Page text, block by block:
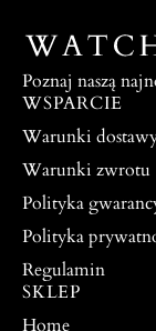
Poznaj naszą
WSPARCIE
Warunki
Warunki zwrotu
Polityka
Polityka
Regulamin
SKLEP
Home